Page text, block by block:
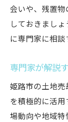
会いや、残置
しておきまし
に専門家に相談
専門家が解説
姫路市の土地売
を積極的に活
場動向や地域